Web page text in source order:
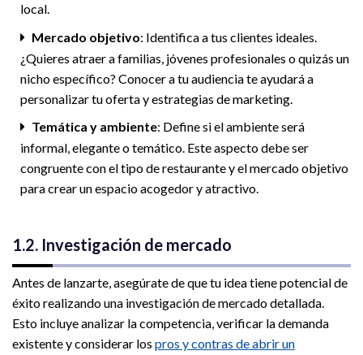
local.
Mercado objetivo: Identifica a tus clientes ideales.
¿Quieres atraer a familias, jóvenes profesionales o quizás un
nicho específico? Conocer a tu audiencia te ayudará a
personalizar tu oferta y estrategias de marketing.
Temática y ambiente: Define si el ambiente será
informal, elegante o temático. Este aspecto debe ser
congruente con el tipo de restaurante y el mercado objetivo
para crear un espacio acogedor y atractivo.
1.2. Investigación de mercado
Antes de lanzarte, asegúrate de que tu idea tiene potencial de
éxito realizando una investigación de mercado detallada.
Esto incluye analizar la competencia, verificar la demanda
existente y considerar los pros y contras de abrir un